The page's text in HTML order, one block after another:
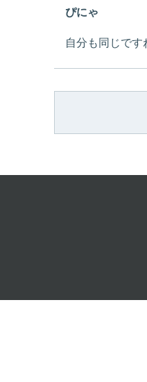
ぴにゃ
自分も同じです